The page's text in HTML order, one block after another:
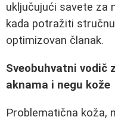
uključujući savete za
kada potražiti
optimizovan članak.
Sveobuhvatni vodič
aknama i negu kože
Problematična koža,